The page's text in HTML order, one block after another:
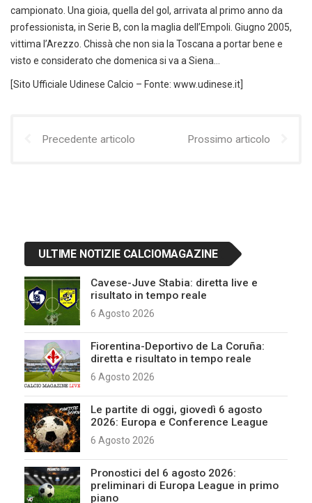
campionato. Una gioia, quella del gol, arrivata al primo anno da
professionista, in Serie B, con la maglia dell’Empoli. Giugno 2005,
vittima l’Arezzo. Chissà che non sia la Toscana a portar bene e
visto e considerato che domenica si va a Siena…
[Sito Ufficiale Udinese Calcio – Fonte: www.udinese.it]
Precedente articolo Prossimo articolo
ULTIME NOTIZIE CALCIOMAGAZINE
Cavese-Juve Stabia: diretta live e
risultato in tempo reale
6 Agosto 2026
Fiorentina-Deportivo de La Coruña:
diretta e risultato in tempo reale
6 Agosto 2026
Le partite di oggi, giovedì 6 agosto
2026: Europa e Conference League
6 Agosto 2026
Pronostici del 6 agosto 2026:
preliminari di Europa League in primo
piano